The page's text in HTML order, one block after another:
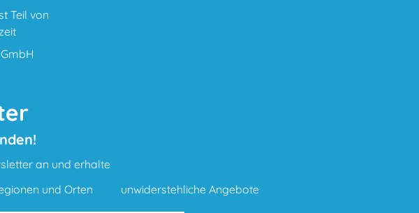
Teil von
an und erhalte
und Orten unwiderstehliche Angebote